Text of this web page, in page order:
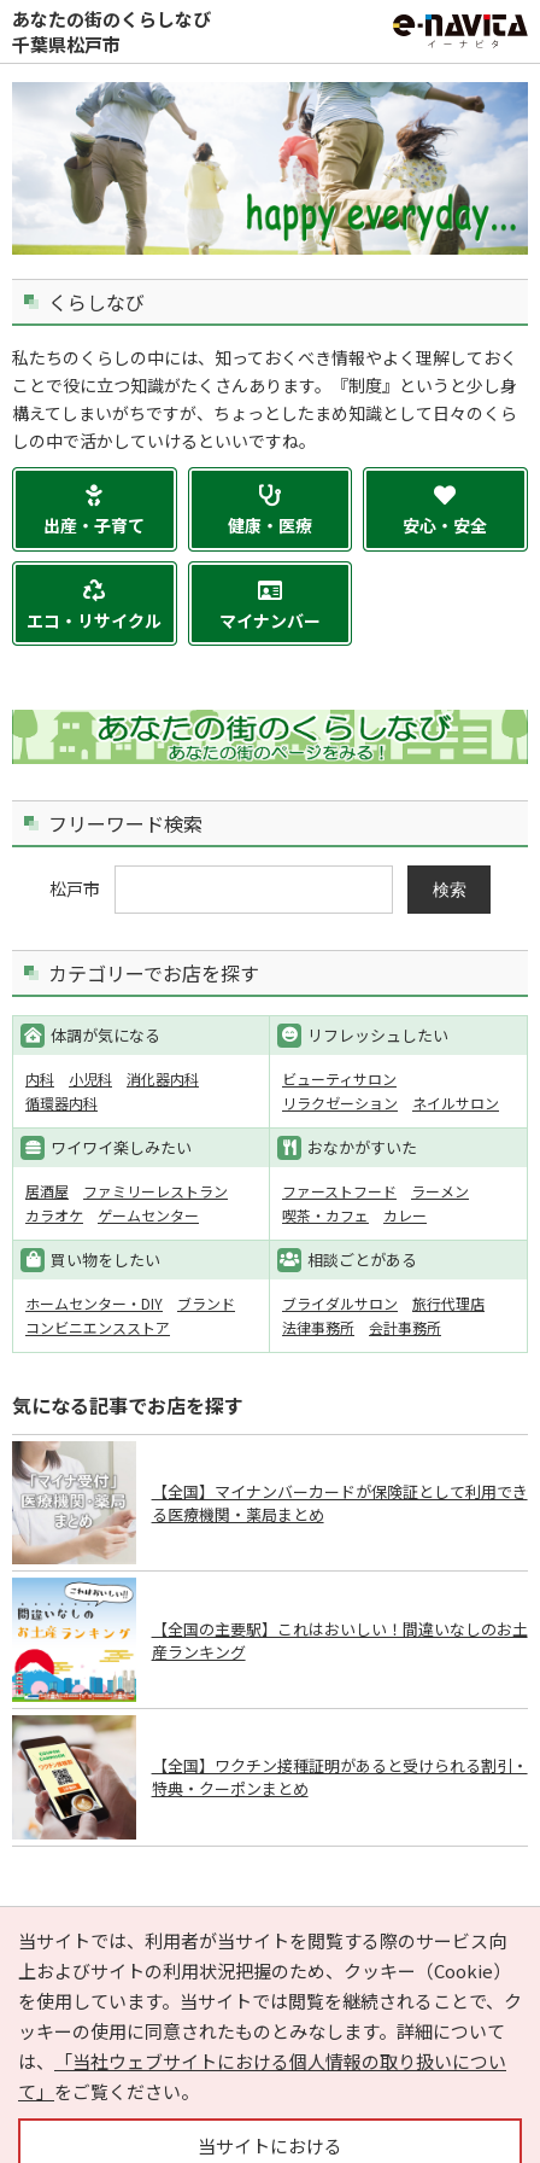
あなたの街のくらしなび
千葉県松戸市
くらしなび
私たちのくらしの中には、知っておくべき情報やよく理解しておく
ことで役に立つ知識がたくさんあります。『制度』というと少し身
構えてしまいがちですが、ちょっとしたまめ知識として日々のくら
しの中で活かしていけるといいですね。
出産・子育て 健康・医療 安心・安全
エコ・リサイクル マイナンバー
フリーワード検索
松戸市 検索
カテゴリーでお店を探す
体調が気になる
内科 小児科
消化器内科
循環器内科
リフレッシュしたい
ビューティサロン
リラクゼーション
ネイルサロン
ワイワイ楽しみたい
居酒屋
ファミリーレストラン
カラオケ
ゲームセンター
おなかがすいた
ファーストフード
ラーメン
喫茶・カフェ
カレー
買い物をしたい
ホームセンター・DIY
ブランド
コンビニエンスストア
相談ごとがある
ブライダルサロン
旅行代理店
法律事務所
会計事務所
気になる記事でお店を探す
【全国】マイナンバーカードが保険証として利用でき
る医療機関・薬局まとめ
【全国の主要駅】これはおいしい！間違いなしのお土
産ランキング
【全国】ワクチン接種証明があると受けられる割引・
特典・クーポンまとめ
PAGE TOP
当サイトでは、利用者が当サイトを閲覧する際のサービス向
上およびサイトの利用状況把握のため、クッキー（Cookie）
を使用しています。当サイトでは閲覧を継続されることで、ク
ッキーの使用に同意されたものとみなします。詳細について
は、
「当社ウェブサイトにおける個人情報の取り扱いについ
て」 をご覧ください。
当サイトにおける
e-NAVITA（イーナビタ）とは？ お気に入り
ヘルプ
利用規約
個人情報の取り扱いについて
運営会社
サイトマップ
広告掲載に関するお問い合わせ